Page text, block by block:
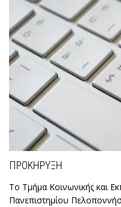
ΠΡΟΚΗΡΥΞΗ
Το Τμήμα Κοινωνικής και
Πανεπιστημίου